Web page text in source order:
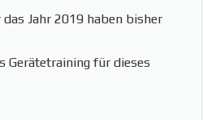
Jahr 2019 haben bisher
Gerätetraining für dieses